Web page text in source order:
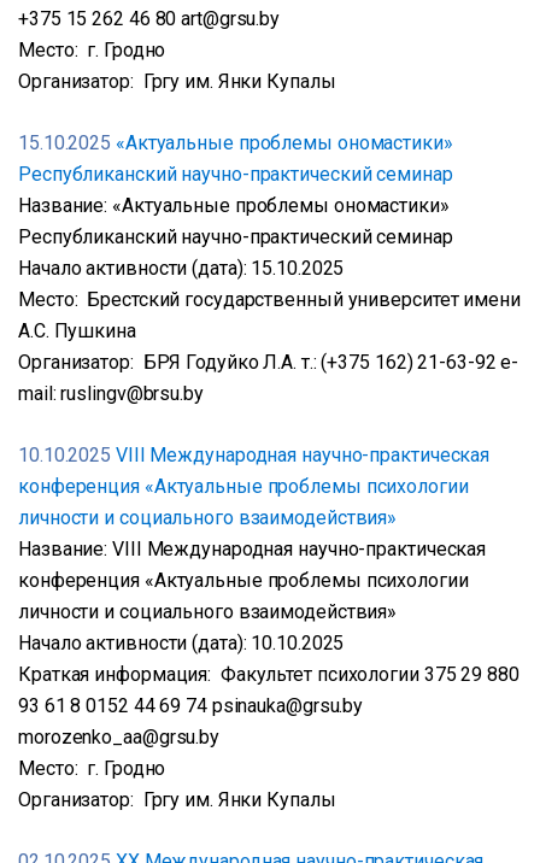
+375 15 262 46 80 art@grsu.by
Место: г. Гродно
Организатор: Гргу им. Янки Купалы
15.10.2025 «Актуальные проблемы ономастики»
Республиканский научно-практический семинар
Название: «Актуальные проблемы ономастики»
Республиканский научно-практический семинар
Начало активности (дата): 15.10.2025
Место: Брестский государственный университет имени
А.С. Пушкина
Организатор: БРЯ Годуйко Л.А. т.: (+375 162) 21-63-92 e-
mail: ruslingv@brsu.by
10.10.2025 VIII Международная научно-практическая
конференция «Актуальные проблемы психологии
личности и социального взаимодействия»
Название: VIII Международная научно-практическая
конференция «Актуальные проблемы психологии
личности и социального взаимодействия»
Начало активности (дата): 10.10.2025
Краткая информация: Факультет психологии 375 29 880
93 61 8 0152 44 69 74 psinauka@grsu.by
morozenko_aa@grsu.by
Место: г. Гродно
Организатор: Гргу им. Янки Купалы